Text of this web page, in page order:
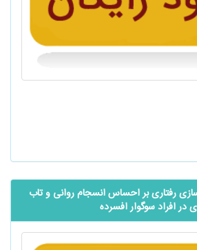
رفتاری بر احساس انسجام روانی و تاب
در افراد سوگوار افسرده